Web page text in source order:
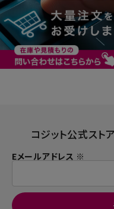
コジット公式スト
Eメールアドレス ※